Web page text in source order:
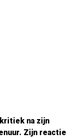
na zijn
Zijn reactie